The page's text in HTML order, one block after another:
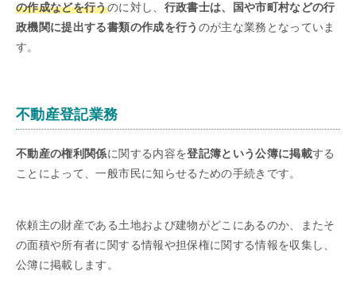
の作成などを行うのに対し、 行政書士は、国や市町村などの行
政機関に提出する書類の作成を行う のが主な業務となっていま
す。
不動産登記業務
不動産の権利関係に関する内容を登記簿という公簿に掲載する
ことによって、一般市民に知らせるための手続きです。
依頼主の財産である土地および建物がどこにあるのか、またそ
の面積や所有者に関する情報や担保権に関する情報を収集し、
公簿に掲載します。